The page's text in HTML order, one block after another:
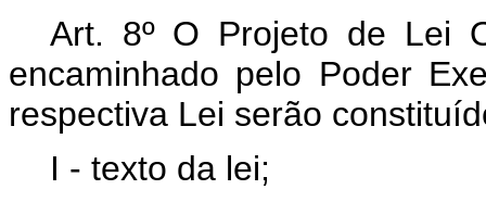
Art. 8º O Projeto de Lei
encaminhado pelo Poder
respectiva Lei serão
I - texto da lei;